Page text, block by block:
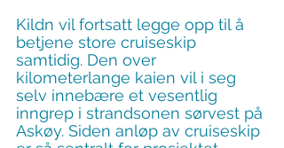
Kildn vil fortsatt legge opp til å
betjene store cruiseskip
samtidig. Den over
kilometerlange kaien vil i seg
selv innebære et vesentlig
inngrep i strandsonen sørvest på
Askøy. Siden anløp av cruiseskip